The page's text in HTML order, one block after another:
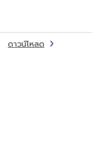
ดาวน์โหลด